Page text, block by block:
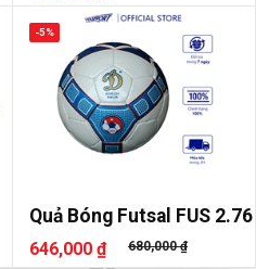
Quả Bóng Futsal FUS 2.76
646,000 ₫ 680,000 ₫
-5%